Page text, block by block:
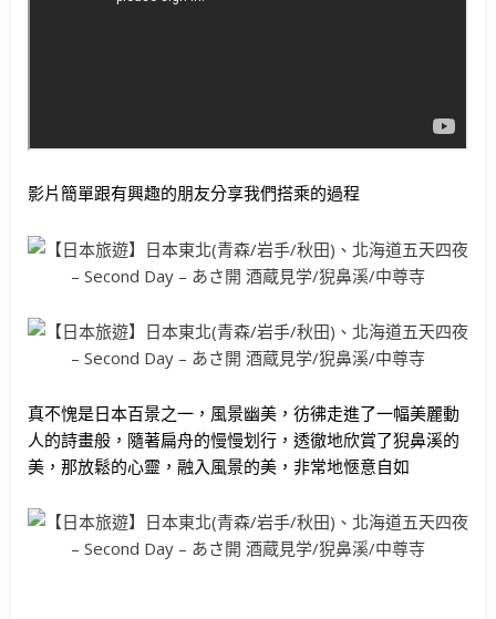
影片簡單跟有興趣的朋友分享我們搭乘的過程
真不愧是日本百景之一，風景幽美，彷彿走進了一幅美麗動
人的詩畫般，隨著扁舟的慢慢划行，透徹地欣賞了猊鼻溪的
美，那放鬆的心靈，融入風景的美，非常地愜意自如